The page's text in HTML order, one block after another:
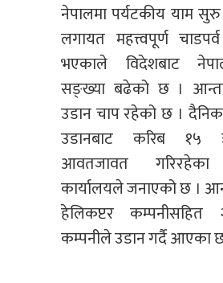
नेपालमा पर्यटकीय याम
लगायत महत्त्वपूर्ण
भएकाले विदेशबाट
सङ्ख्या बढेको छ ।
उडान चाप रहेको छ ।
उडानबाट करिब १५
आवतजावत गरिरहेका
कार्यालयले जनाएको छ ।
हेलिकप्टर कम्पनीसहित
कम्पनीले उडान गर्दै आएका